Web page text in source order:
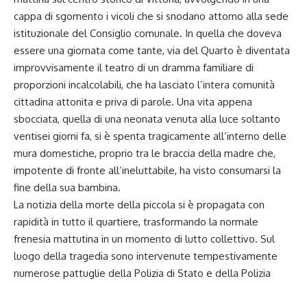
cappa di sgomento i vicoli che si snodano attorno alla sede
istituzionale del Consiglio comunale. In quella che doveva
essere una giornata come tante, via del Quarto è diventata
improvvisamente il teatro di un dramma familiare di
proporzioni incalcolabili, che ha lasciato l’intera comunità
cittadina attonita e priva di parole. Una vita appena
sbocciata, quella di una neonata venuta alla luce soltanto
ventisei giorni fa, si è spenta tragicamente all’interno delle
mura domestiche, proprio tra le braccia della madre che,
impotente di fronte all’ineluttabile, ha visto consumarsi la
fine della sua bambina.
La notizia della morte della piccola si è propagata con
rapidità in tutto il quartiere, trasformando la normale
frenesia mattutina in un momento di lutto collettivo. Sul
luogo della tragedia sono intervenute tempestivamente
numerose pattuglie della Polizia di Stato e della Polizia